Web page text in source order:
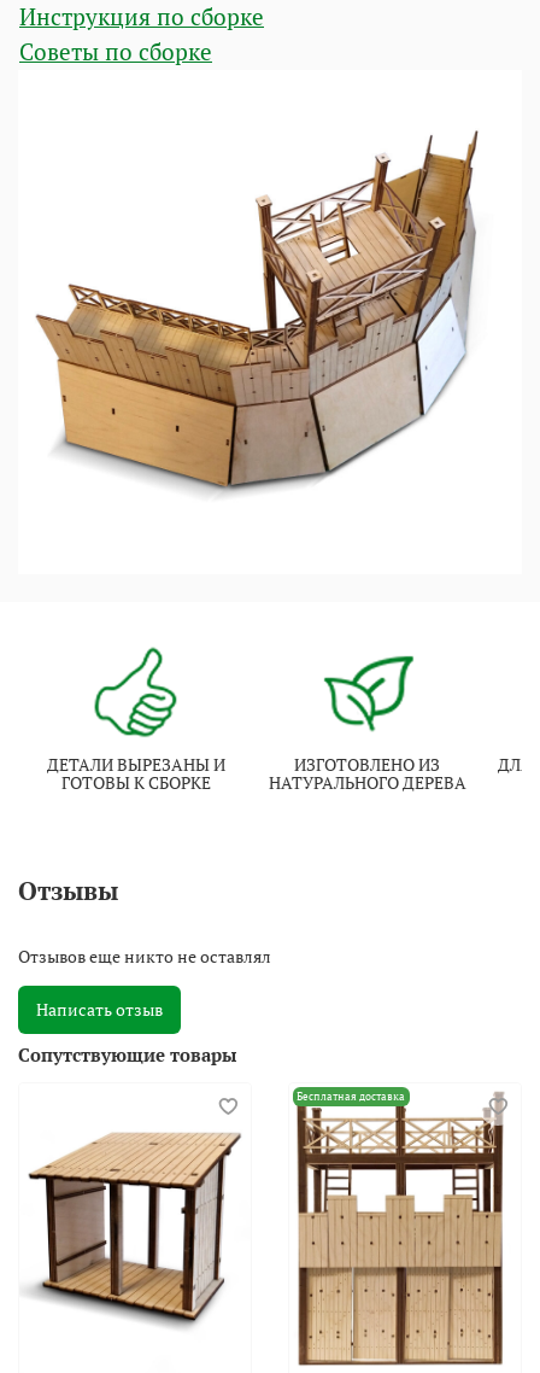
Инструкция по сборке
Советы по сборке
ДЕТАЛИ ВЫРЕЗАНЫ И
ГОТОВЫ К СБОРКЕ
ИЗГОТОВЛЕНО ИЗ
НАТУРАЛЬНОГО ДЕРЕВА
ДЛЯ
Отзывы
Отзывов еще никто не оставлял
Написать отзыв
Сопутствующие товары
Бесплатная доставка